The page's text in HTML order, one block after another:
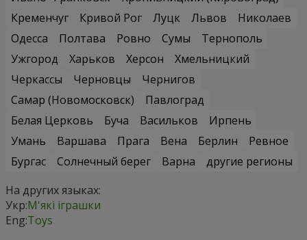
Кременчуг
Кривой Рог Луцк Львов
Николаев
Одесса
Полтава Ровно Сумы
Тернополь
Ужгород
Харьков Херсон
Хмельницкий
Черкассы
Черновцы
Чернигов
Самар (Новомосковск)
Павлоград
Белая Церковь
Буча Васильков
Ирпень
Умань
Варшава Прага Вена Берлин
Ревное
Бургас
Солнечный берег Варна
другие регионы
На других языках:
Укр:М'які іграшки
Eng:Toys